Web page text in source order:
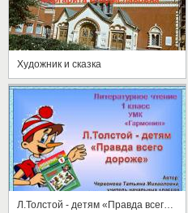
Художник и сказка